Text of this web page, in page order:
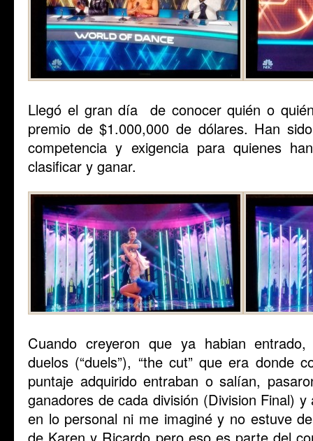
Llegó el gran día de conocer quién o
premio de $1.000,000 de dólares. Han
competencia y exigencia para quienes
clasificar y ganar.
Cuando creyeron que ya habian
duelos (“duels”), “the cut” que era donde
puntaje adquirido entraban o salían,
ganadores de cada división (Division Final)
en lo personal ni me imaginé y no estuve